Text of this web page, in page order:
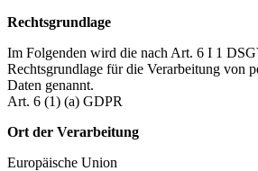
Rechtsgrundlage
Im Folgenden wird die nach Art. 6 I 1
Rechtsgrundlage für die Verarbeitung von
Daten genannt.
Art. 6 (1) (a) GDPR
Ort der Verarbeitung
Europäische Union